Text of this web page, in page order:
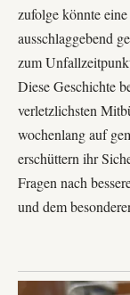
zufolge könnte
ausschlaggebend
zum
Diese Geschichte
verletzlichsten
wochenlang auf
erschüttern ihr
Fragen nach
und dem